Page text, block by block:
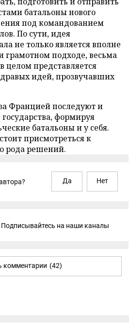
батальоны нового
под командованием
По сути, идея
не только является вполне
грамотном подходе, весьма
целом представляется
идей, прозвучавших
Францией последуют и
формируя
батальоны и у себя.
присмотреться к
рода решений.
Да Нет
Подписывайтесь на наши каналы
комментарии (42)